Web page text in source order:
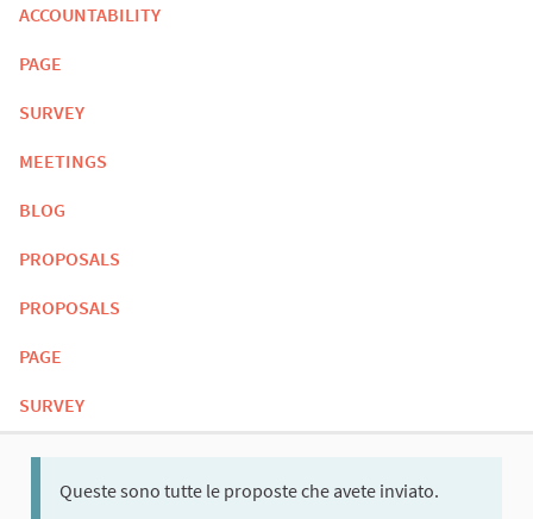
ACCOUNTABILITY
PAGE
SURVEY
MEETINGS
BLOG
PROPOSALS
PROPOSALS
PAGE
SURVEY
Queste sono tutte le proposte che avete inviato.